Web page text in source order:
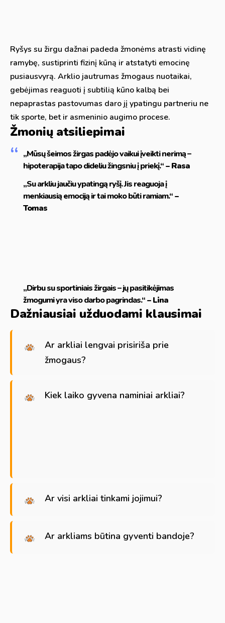
Ryšys su žirgu dažnai padeda žmonėms atrasti vidinę
ramybę, sustiprinti fizinį kūną ir atstatyti emocinę
pusiausvyrą. Arklio jautrumas žmogaus nuotaikai,
gebėjimas reaguoti į subtilią kūno kalbą bei
nepaprastas pastovumas daro jį ypatingu partneriu ne
tik sporte, bet ir asmeninio augimo procese.
Žmonių atsiliepimai
„Mūsų šeimos žirgas padėjo vaikui įveikti nerimą –
hipoterapija tapo dideliu žingsniu į priekį.“– Rasa
„Su arkliu jaučiu ypatingą ryšį. Jis reaguoja į
menkiausią emociją ir tai moko būti ramiam.“–
Tomas
„Dirbu su sportiniais žirgais – jų pasitikėjimas
žmogumi yra viso darbo pagrindas.“– Lina
Dažniausiai užduodami klausimai
Ar arkliai lengvai prisiriša prie
žmogaus?
Kiek laiko gyvena naminiai arkliai?
Ar visi arkliai tinkami jojimui?
Ar arkliams būtina gyventi bandoje?